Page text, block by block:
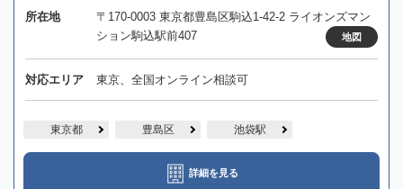
所在地
〒170-0003 東京都豊島区駒込1-42-2 ライオンズマン
ション駒込駅前407
地図
対応エリア 東京、全国オンライン相談可
東京都 豊島区 池袋駅
詳細を見る